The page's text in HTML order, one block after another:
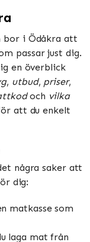
bor i Ödåkra att
passar just dig.
en överblick
, utbud, priser,
och vilka
att du enkelt
några saker att
dig:
matkasse som
laga mat från